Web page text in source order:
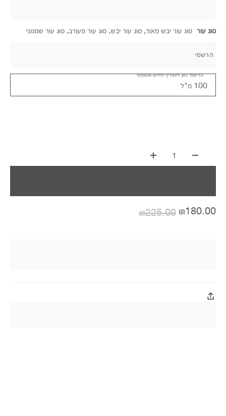
סוג עור סוג עור יבש מאוד, סוג עור יבש, סוג עור מעורב, סוג עור שמנוני
100 מ"ל
הרשמי
הרישמי כאן לתמריץ חידוש אוטומטי
1
₪225.00 ₪180.00